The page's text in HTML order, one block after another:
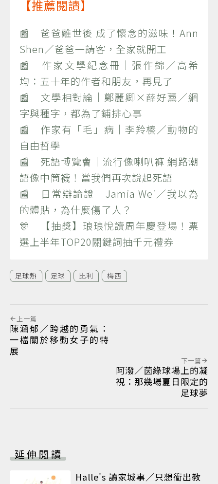
【推薦閱讀】
📰 爸爸離世後 成了懷念的滋味！Ann
Shen／爸爸一請客，全家就開工
📰 作家文學紀念冊｜張作錦／高希
均：五十年的作者和朋友，再見了
📰 文學相對論｜鄭麗卿×薛好薰／網
字與種字，都為了鋪排心事
📰 作家有「毛」病｜李羚榛／動物的
自由哲學
📰 死語博覽會｜流行像喇叭褲 網路潮
語像中筒襪！當我們再次說起死語
📰 日常辯論證｜Jamia Wei／我以為
的體貼，為什麼傷了人？
🎊 【抽獎】琅琅悅讀周年慶登場！票
選上半年TOP20關鍵詞抽千元禮券
足球熱 足球 比利 梅西
上一篇
陳涵郁／跨越的勇氣：
一檔關於移動女子的特
展
下一篇
阿潑／茵綠球場上的凝
視：那幾場夏日限定的
足球夢
延伸閱讀
Halle's 讀家城事／只想衝出教